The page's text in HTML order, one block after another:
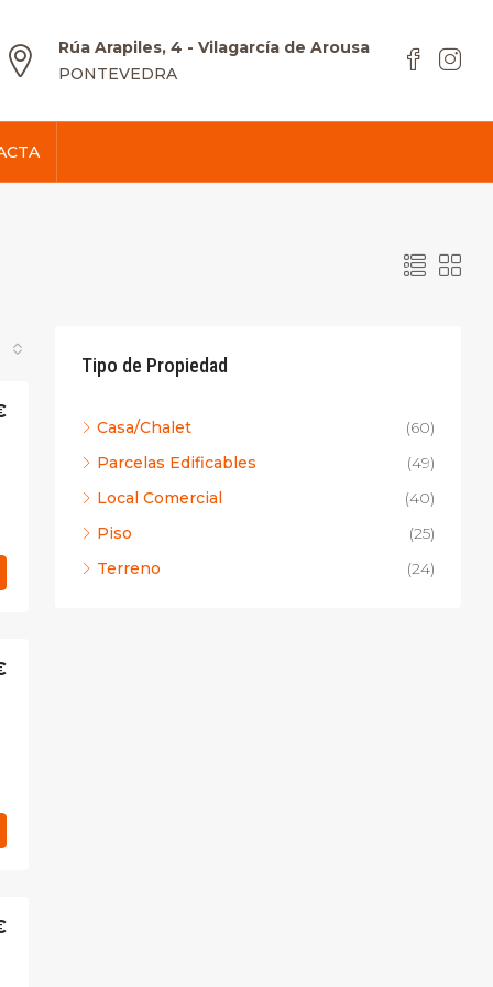
Rúa Arapiles, 4 - Vilagarcía de Arousa
PONTEVEDRA
Tipo de Propiedad
Casa/Chalet
(60)
Parcelas Edificables
(49)
Local Comercial
(40)
Piso
(25)
Terreno
(24)